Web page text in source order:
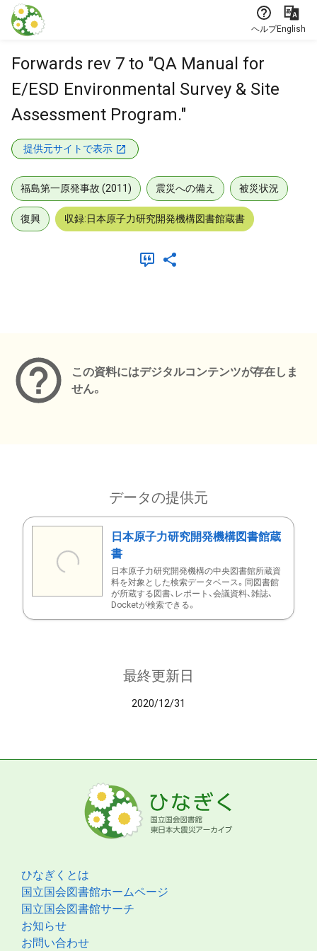
本文に飛ぶ
ヘルプEnglish
Forwards rev 7 to "QA Manual for
E/ESD Environmental Survey & Site
Assessment Program."
提供元サイトで表示
福島第一原発事故 (2011) 震災への備え 被災状況
復興 収録:日本原子力研究開発機構図書館蔵書
この資料にはデジタルコンテンツが存在しま
せん。
データの提供元
日本原子力研究開発機構図書館蔵
書
日本原子力研究開発機構の中央図書館所蔵資
料を対象とした検索データベース。同図書館
が所蔵する図書、レポート、会議資料、雑誌、
Docketが検索できる。
最終更新日
2020/12/31
ひなぎくとは
国立国会図書館ホームページ
国立国会図書館サーチ
お知らせ
お問い合わせ